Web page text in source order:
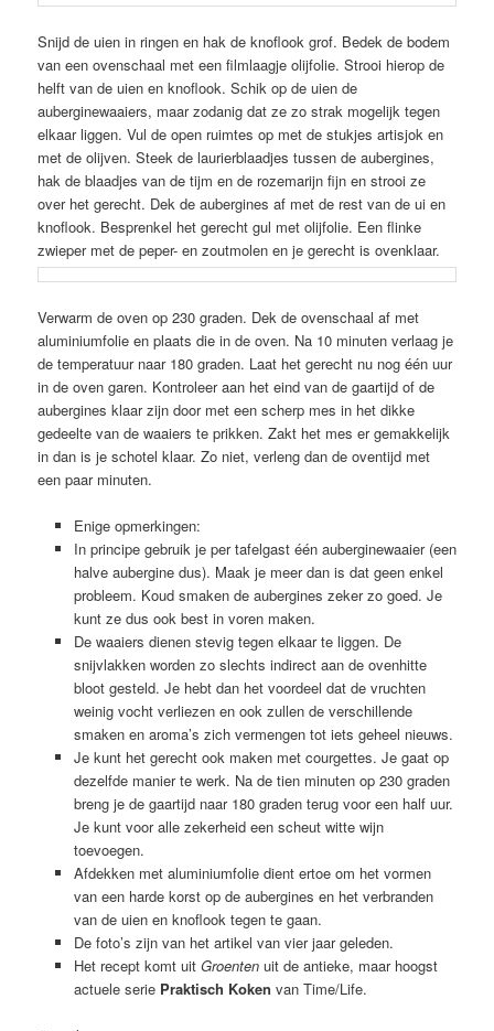
Snijd de uien in ringen en hak de knoflook grof. Bedek de bodem
van een ovenschaal met een filmlaagje olijfolie. Strooi hierop de
helft van de uien en knoflook. Schik op de uien de
auberginewaaiers, maar zodanig dat ze zo strak mogelijk tegen
elkaar liggen. Vul de open ruimtes op met de stukjes artisjok en
met de olijven. Steek de laurierblaadjes tussen de aubergines,
hak de blaadjes van de tijm en de rozemarijn fijn en strooi ze
over het gerecht. Dek de aubergines af met de rest van de ui en
knoflook. Besprenkel het gerecht gul met olijfolie. Een flinke
zwieper met de peper- en zoutmolen en je gerecht is ovenklaar.
Verwarm de oven op 230 graden. Dek de ovenschaal af met
aluminiumfolie en plaats die in de oven. Na 10 minuten verlaag je
de temperatuur naar 180 graden. Laat het gerecht nu nog één uur
in de oven garen. Kontroleer aan het eind van de gaartijd of de
aubergines klaar zijn door met een scherp mes in het dikke
gedeelte van de waaiers te prikken. Zakt het mes er gemakkelijk
in dan is je schotel klaar. Zo niet, verleng dan de oventijd met
een paar minuten.
Enige opmerkingen:
In principe gebruik je per tafelgast één auberginewaaier (een
halve aubergine dus). Maak je meer dan is dat geen enkel
probleem. Koud smaken de aubergines zeker zo goed. Je
kunt ze dus ook best in voren maken.
De waaiers dienen stevig tegen elkaar te liggen. De
snijvlakken worden zo slechts indirect aan de ovenhitte
bloot gesteld. Je hebt dan het voordeel dat de vruchten
weinig vocht verliezen en ook zullen de verschillende
smaken en aroma’s zich vermengen tot iets geheel nieuws.
Je kunt het gerecht ook maken met courgettes. Je gaat op
dezelfde manier te werk. Na de tien minuten op 230 graden
breng je de gaartijd naar 180 graden terug voor een half uur.
Je kunt voor alle zekerheid een scheut witte wijn
toevoegen.
Afdekken met aluminiumfolie dient ertoe om het vormen
van een harde korst op de aubergines en het verbranden
van de uien en knoflook tegen te gaan.
De foto’s zijn van het artikel van vier jaar geleden.
Het recept komt uit Groentenuit de antieke, maar hoogst
actuele serie Praktisch Koken van Time/Life.